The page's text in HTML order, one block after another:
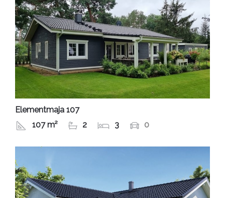
Elementmaja 107
107 m²
2 3 0